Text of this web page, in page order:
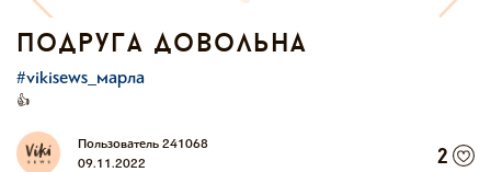
подруга довольна
#vikisews_марла
👍
Пользователь 241068
09.11.2022
2